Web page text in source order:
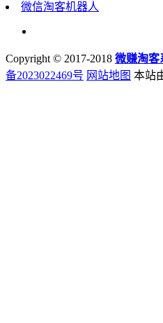
微信淘客机器人
Copyright © 2017-2018 微赚淘客
备2023022469号 网站地图 本站